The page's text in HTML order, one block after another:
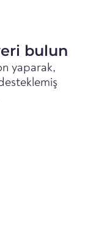
bulun
yaparak,